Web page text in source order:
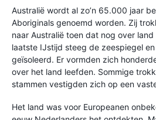
Australië wordt al zo’n 65.000 jaar
Aboriginals genoemd worden. Zij
naar Australië toen dat nog over
laatste IJstijd steeg de zeespiegel
geïsoleerd. Er vormden zich
over het land leefden. Sommige
stammen vestigden zich op een
Het land was voor Europeanen